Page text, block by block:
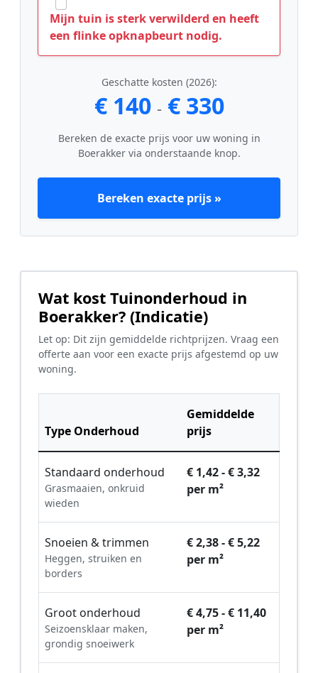
Mijn tuin is sterk verwilderd en heeft
een flinke opknapbeurt nodig.
Geschatte kosten (2026):
€ 140 - € 330
Bereken de exacte prijs voor uw woning in
Boerakker via onderstaande knop.
Bereken exacte prijs »
Wat kost Tuinonderhoud in
Boerakker? (Indicatie)
Let op: Dit zijn gemiddelde richtprijzen. Vraag een
offerte aan voor een exacte prijs afgestemd op uw
woning.
Type Onderhoud
Gemiddelde
prijs
Standaard onderhoud
Grasmaaien, onkruid
wieden
€ 1,42 - € 3,32
per m²
Snoeien & trimmen
Heggen, struiken en
borders
€ 2,38 - € 5,22
per m²
Groot onderhoud
Seizoensklaar maken,
grondig snoeiwerk
€ 4,75 - € 11,40
per m²